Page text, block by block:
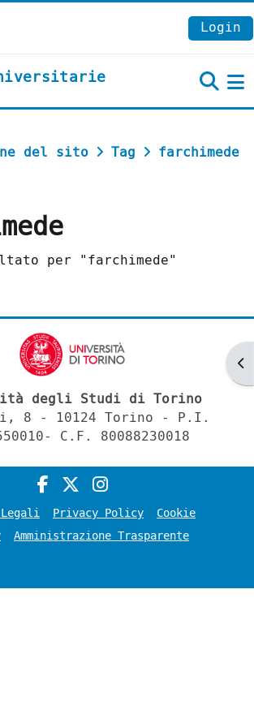
principale
Login
del sito Tag farchimede
per "farchimede"
degli Studi di Torino
8 - 10124 Torino - P.I.
C.F. 80088230018
Privacy Policy
Cookie
Amministrazione Trasparente